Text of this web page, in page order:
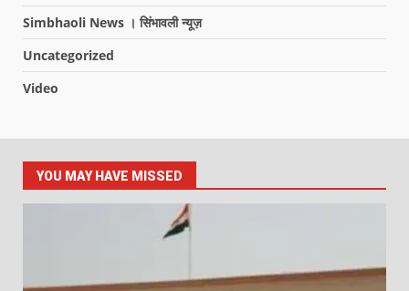
Simbhaoli News । सिंभावली न्यूज़
Uncategorized
Video
YOU MAY HAVE MISSED